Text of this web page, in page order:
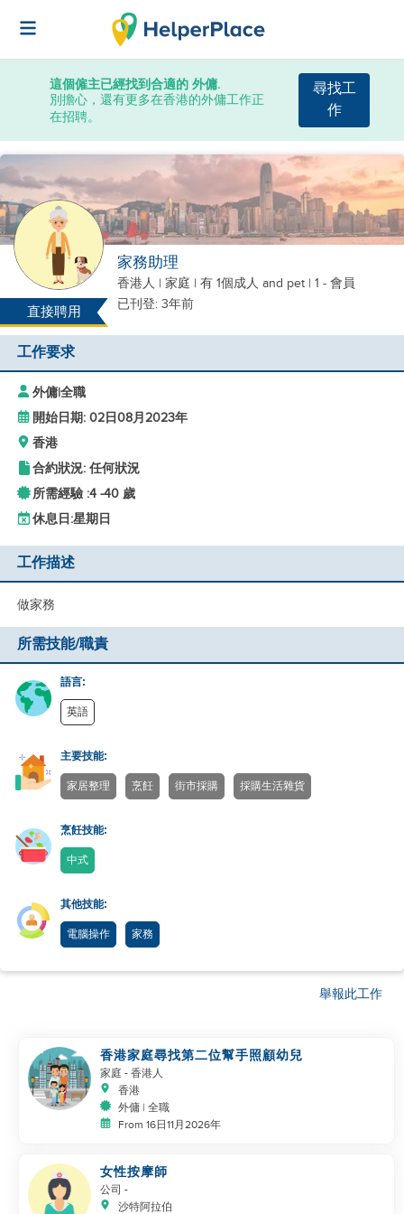
這個僱主已經找到合適的 外傭.
別擔心，還有更多在香港的外傭工作正
在招聘。
尋找工
作
直接聘用
家務助理
香港人 | 家庭 | 有 1個成人 and pet | 1 - 會員
已刊登: 3年前
工作要求
外傭|全職
開始日期: 02日08月2023年
香港
合約狀況: 任何狀況
所需經驗 :4 -40 歲
休息日:星期日
工作描述
做家務
所需技能/職責
語言:
英語
主要技能:
家居整理 烹飪 街市採購 採購生活雜貨
烹飪技能:
中式
其他技能:
電腦操作 家務
舉報此工作
香港家庭尋找第二位幫手照顧幼兒
家庭 - 香港人
香港
外傭 | 全職
From 16日11月2026年
女性按摩師
公司 -
沙特阿拉伯